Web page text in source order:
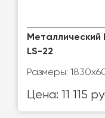
LS-22
Размеры:
Цена: 11 115